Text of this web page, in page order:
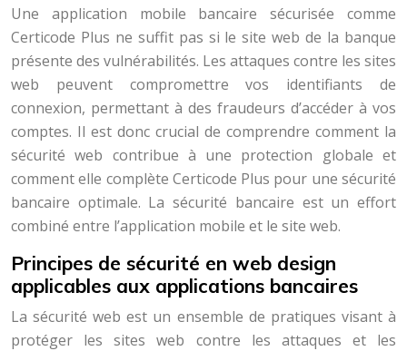
Une application mobile bancaire sécurisée comme
Certicode Plus ne suffit pas si le site web de la banque
présente des vulnérabilités. Les attaques contre les sites
web peuvent compromettre vos identifiants de
connexion, permettant à des fraudeurs d’accéder à vos
comptes. Il est donc crucial de comprendre comment la
sécurité web contribue à une protection globale et
comment elle complète Certicode Plus pour une sécurité
bancaire optimale. La sécurité bancaire est un effort
combiné entre l’application mobile et le site web.
Principes de sécurité en web design
applicables aux applications bancaires
La sécurité web est un ensemble de pratiques visant à
protéger les sites web contre les attaques et les